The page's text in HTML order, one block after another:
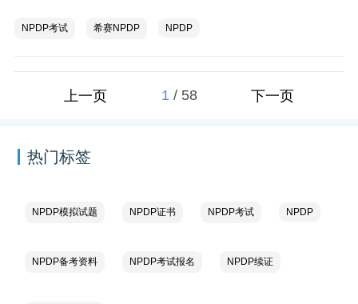
NPDP考试 希赛NPDP NPDP
上一页 1 / 58 下一页
热门标签
NPDP模拟试题 NPDP证书 NPDP考试 NPDP
NPDP备考资料 NPDP考试报名 NPDP续证